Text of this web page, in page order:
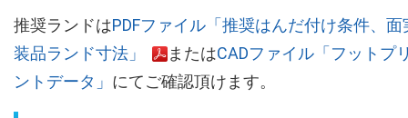
推奨ランドはPDFファイル「推奨はんだ付け条件、面
装品ランド寸法」
またはCADファイル「フットプ
ントデータ」 にてご確認頂けます。